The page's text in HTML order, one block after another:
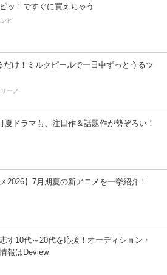
ッ！ですぐに買えちゃう
ンピ
だけ！ミルクピールで一日中ずっとうるツ
ーノ
夏ドラマも、注目作＆話題作が勢ぞろい！
メ2026】7月期夏の新アニメを一挙紹介！
す10代～20代を応援！オーディション・
報はDeview